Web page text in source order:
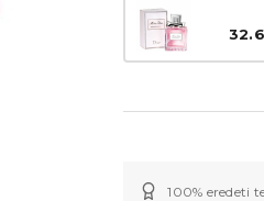
100% eredeti